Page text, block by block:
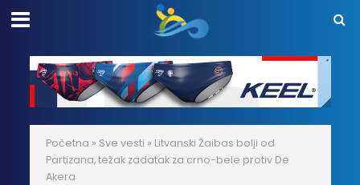
Početna » Sve vesti » Litvanski Žaibas bolji od
Partizana, težak zadatak za crno-bele protiv De
Akera